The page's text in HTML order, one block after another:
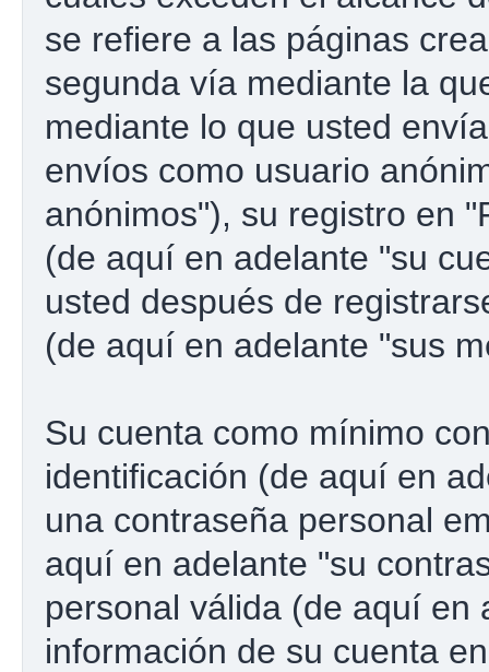
se refiere a las páginas
segunda vía mediante la
mediante lo que usted
envíos como usuario
anónimos"), su registro en
(de aquí en adelante "su
usted después de
(de aquí en adelante "sus
Su cuenta como mínimo
identificación (de aquí en
una contraseña personal
aquí en adelante "su
personal válida (de aquí en
información de su cuenta